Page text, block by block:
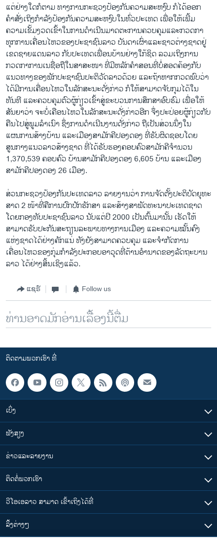
ແຕ່ຢ່າງໃດກໍຕາມ ທາງການກະຊວງປ້ອງກັນຄວາມສະຫງົບ ກໍໄດ້ອອກ
ຄຳສັ່ງເຖິງກຳລັງປ້ອງກັນຄວາມສະຫງົບໃນທົ່ວປະເທດ ເພື່ອໃຫ້ເພີ້ມ
ຄວາມເຂັ້ມງວດເຂົ້າໃນການດຳເນີນມາດຕະການຄວບຄຸມແລະກວດກາ
ທຸກການເຄື່ອນໄຫວຂອງປະຊາຊົນລາວ ບັນດາເຜົ່າແລະຊາວຕ່າງຊາດຢູ່
ເຂດຊາຍແດນລາວ ກັບປະເທດເພື່ອນບ້ານຢ່າງໃກ້ຊິດ ລວມເຖິງການ
ກວດກາການເນຊື່ອຖືໃນສາສະໜາ ທີ່ມີຫລັກຄຳສອນທີ່ບໍ່ສອດຄ້ອງກັບ
ແນວທາງຂອງພັກປະຊາຊົນປະຕິວັດລາວດ້ວຍ ແລະຖ້າຫາກກວດພົບວ່າ
ໄດ້ມີການເຄື່ອນໄຫວໃນລັກສະນະດັ່ງກ່າວ ກໍໃຫ້ສາມາດຈັບກຸມໄດ້ໃນ
ທັນທີ ແລະຄວບຄຸມຕົວຜູ້ກ່ຽວເຂົ້າສູ່ຂະບວນການສຶກສາອົບຮົມ ເພື່ອໃຫ້
ສັນຍາວ່າ ຈະບໍ່ເຄືອນໄຫວໃນລັກສະນະດັ່ງກ່າວອີກ ຈຶ່ງປະປ່ອຍຜູ້ກ່ຽວກັບ
ຄືນໄປສູ່ພູມລຳເນົາ ຊຶ່ງການດຳເນີນງານດັ່ງກ່າວ ຖືເປັນສ່ວນນຶ່ງໃນ
ແຜນການສ້າງບ້ານ ແລະເມືອງສາມັກຄີປອງດອງ ທີ່ຮັບຜິດຊອບໂດຍ
ສູນກາງແນວລາວສ້າງຊາດ ທີ່ໄດ້ຮັບຮອງຄອບຄົວສາມັກຄີຈຳນວນ
1,370,539 ຄອບຄົວ ບ້ານສາມັກຄີປອງດອງ 6,605 ບ້ານ ແລະເມືອງ
ສາມັກຄີປອງດອງ 26 ເມືອງ.
ສ່ວນກະຊວງປ້ອງກັນປະເທດລາວ ລາຍງານວ່າ ການຈັດຕັ້ງປະຕິບັດຍຸທະ
ສາດ 2 ໜ້າທີ່ຄືການປົກປັກຮັກສາ ແລະສ້າງສາພັດທະນາປະເທດຊາດ
ໂດຍກອງທັບປະຊາຊົນລາວ ນັບແຕ່ປີ 2000 ເປັນຕົ້ນມານັ້ນ ເຮັດໃຫ້
ສາມາດຮັບປະກັນສະຖຽນລະພາບທາງການເມືອງ ແລະຄວາມໝັ້ນຄົງ
ແຫ່ງຊາດໄດ້ຢ່າງຄັກແນ່ ທັງຍັງສາມາດຄວບຄຸມ ແລະຈຳກັດການ
ເຄື່ອນໄຫວຂອງກຸ່ມກຳລັງປະກອບອາວຸດທີ່ຕ້ານອຳນາດຂອງລັດຖະບານ
ລາວ ໄດ້ຢ່າງສິ້ນເຊິງແລ້ວ.
ແຊຣ໌ Follow us
ທ່ານອາດມັກອ່ານເລື້ອງນີ້ຕື່ມ
ຕິດຕາມພວກເຮົາ ທີ່
ເບິ່ງ
ຟັງສຽງ
ຂ່າວແລະລາຍງານ
ຕິດຕໍ່ພວກເຮົາ
ວີໂອເອລາວ ສາມາດ ເຂົ້າເຖິງໄດ້ທີ່
​ລິ້ງ​ຕ່າງໆ